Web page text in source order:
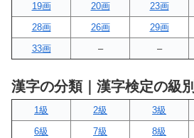
19画
20画 23画
28画
26画 29画
33画
– –
漢字の分類｜漢字検定の級別
1級 2級 3級
6級
7級 8級